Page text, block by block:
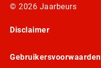
© 2026 Jaarbeurs
Disclaimer
Gebruikersvoorwaarden